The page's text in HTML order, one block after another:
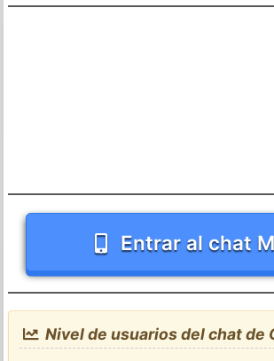
Entrar al chat
Nivel de usuarios del chat de